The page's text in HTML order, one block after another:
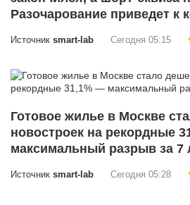
Разочарование приведет к
Источник smart-lab Сегодня 05:15
Готовое жилье в Москве
новостроек на рекордные
максимальный разрыв за 7
Источник smart-lab Сегодня 05:28